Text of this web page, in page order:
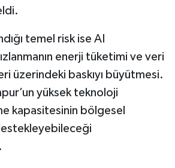
temel risk ise AI
enerji tüketimi ve veri
üzerindeki baskıyı büyütmesi.
yüksek teknoloji
kapasitesinin bölgesel